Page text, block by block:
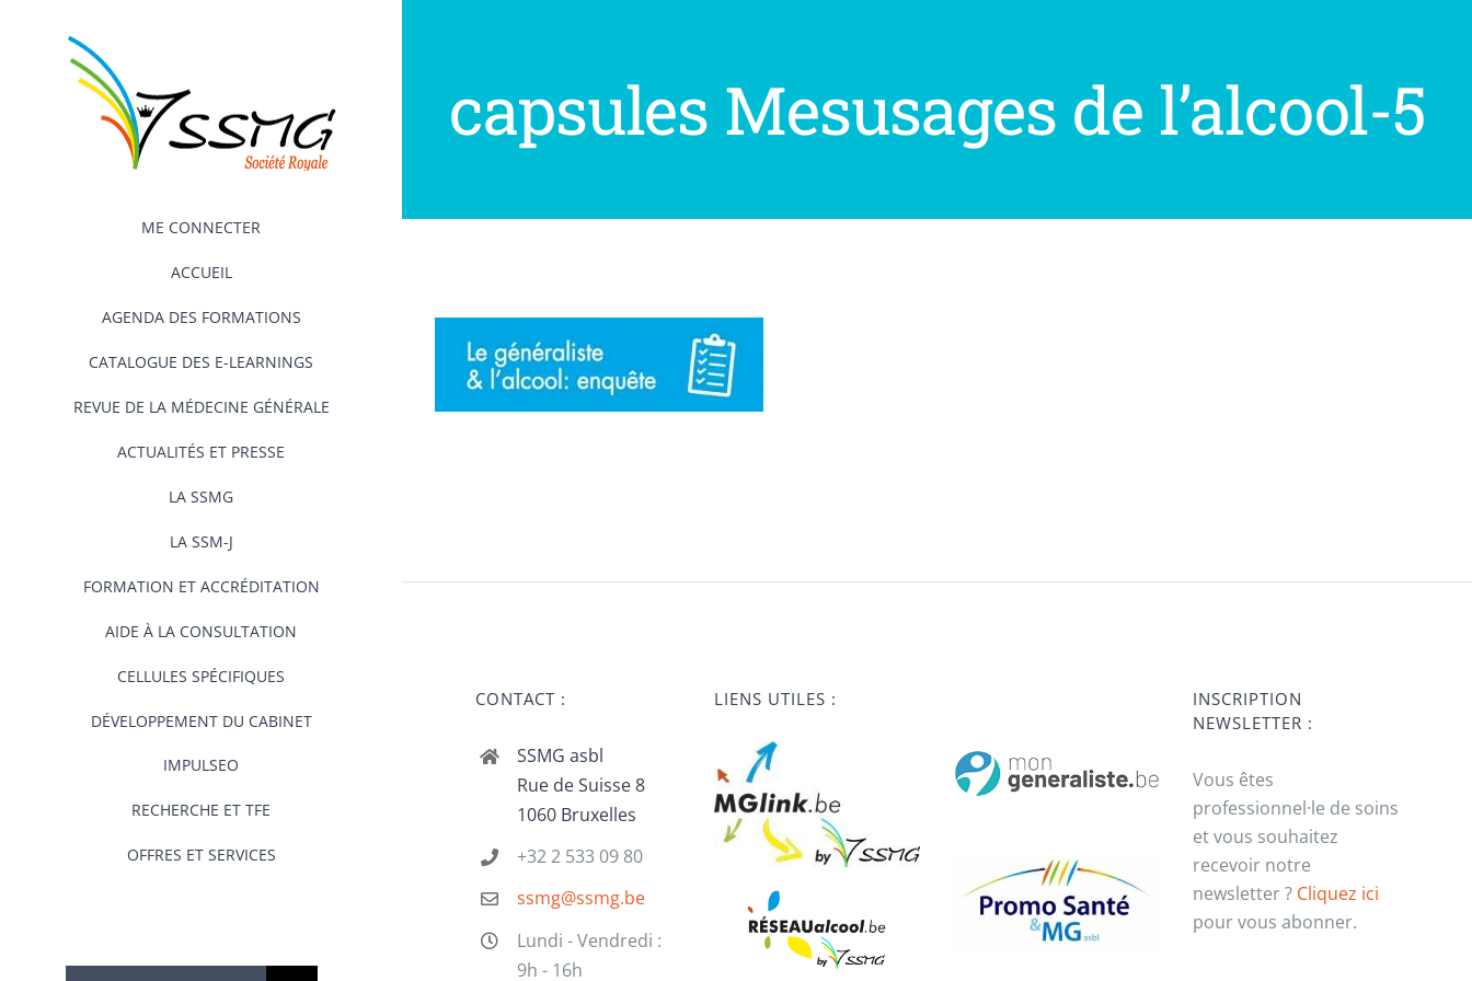
ME CONNECTER
ACCUEIL
AGENDA DES FORMATIONS
CATALOGUE DES E-LEARNINGS
REVUE DE LA MÉDECINE GÉNÉRALE
ACTUALITÉS ET PRESSE
LA SSMG
LA SSM-J
FORMATION ET ACCRÉDITATION
AIDE À LA CONSULTATION
CELLULES SPÉCIFIQUES
DÉVELOPPEMENT DU CABINET
IMPULSEO
RECHERCHE ET TFE
OFFRES ET SERVICES
capsules Mesusages de l’alcool-5
CONTACT :
SSMG asbl
Rue de Suisse 8
1060 Bruxelles
+32 2 533 09 80
ssmg@ssmg.be
Lundi - Vendredi :
9h - 16h
LIENS UTILES :
INSCRIPTION
NEWSLETTER :
Vous êtes
professionnel·le de soins
et vous souhaitez
recevoir notre
newsletter ? Cliquez ici
pour vous abonner.